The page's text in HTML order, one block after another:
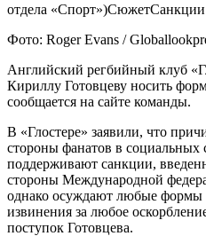
отдела
Фото: Roger Evans /
Английский регбийный клуб
Кириллу Готовцеву носить
сообщается на сайте команды.
В «Глостере» заявили, что
стороны фанатов в социальных
поддерживают санкции,
стороны Международной
однако осуждают любые формы
извинения за любое
поступок Готовцева.